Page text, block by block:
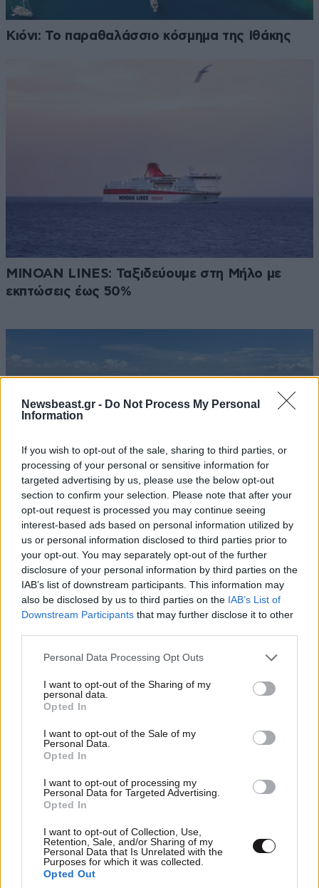
Newsbeast.gr - Do Not Process My Personal
Information
If you wish to opt-out of the sale, sharing to third parties, or
processing of your personal or sensitive information for
targeted advertising by us, please use the below opt-out
section to confirm your selection. Please note that after your
opt-out request is processed you may continue seeing
interest-based ads based on personal information utilized by
us or personal information disclosed to third parties prior to
your opt-out. You may separately opt-out of the further
disclosure of your personal information by third parties on the
IAB’s list of downstream participants. This information may
also be disclosed by us to third parties on the IAB’s List of
Downstream Participants that may further disclose it to other
Please note that this website/app uses one or more Google
not limited to your visit or usage behaviour. You may click to
grant or deny consent to Google and its third-party tags to
use your data for below specified purposes in below Google
consent section.
Personal Data Processing Opt Outs
I want to opt-out of the Sharing of my
personal data.
Opted In
I want to opt-out of the Sale of my
Personal Data.
Opted In
I want to opt-out of processing my
Personal Data for Targeted Advertising.
Opted In
I want to opt-out of Collection, Use,
Retention, Sale, and/or Sharing of my
Personal Data that Is Unrelated with the
Purposes for which it was collected.
Opted Out
Κιόνι: Το παραθαλάσσιο κόσμημα της Ιθάκης
MINOAN LINES: Ταξιδεύουμε στη Μήλο με
εκπτώσεις έως 50%
Lençóis Maranhenses: Ένα ταξίδι στη Βραζιλία,
στην πιο παράξενη έρημο του κόσμου
Λεύκες: Η Πάρος χωρίς φίλτρα